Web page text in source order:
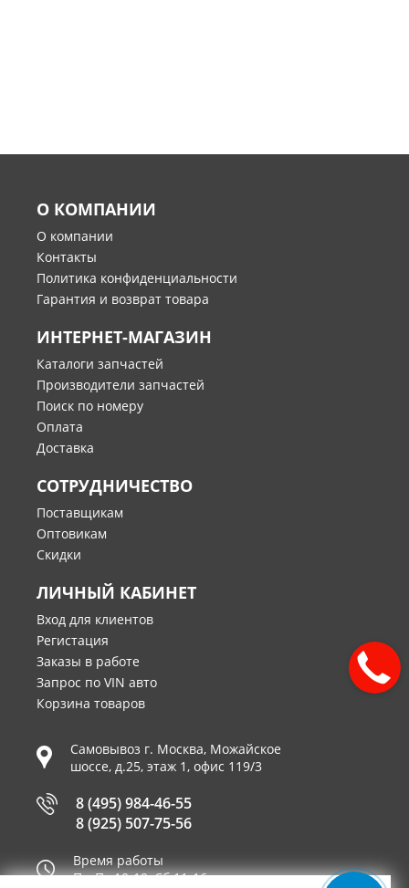
О КОМПАНИИ
О компании
Контакты
Политика конфиденциальности
Гарантия и возврат товара
ИНТЕРНЕТ-МАГАЗИН
Каталоги запчастей
Производители запчастей
Поиск по номеру
Оплата
Доставка
СОТРУДНИЧЕСТВО
Поставщикам
Оптовикам
Скидки
ЛИЧНЫЙ КАБИНЕТ
Вход для клиентов
Регистация
Заказы в работе
Запрос по VIN авто
Корзина товаров
Самовывоз г. Москва, Можайское
шоссе, д.25, этаж 1, офис 119/3
8 (495) 984-46-55
8 (925) 507-75-56
Время работы
Пн-Пт 10-19, Сб 11-16